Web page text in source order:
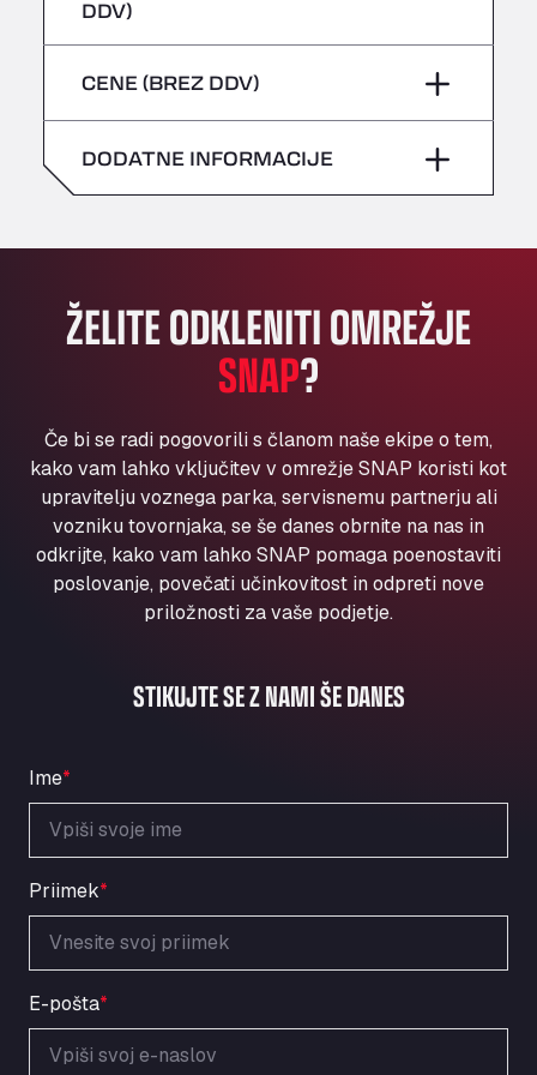
Bühlwiesenweg 15, 72221
Klaverbladstaat 21, 3560
American Truck Wash
Av. des Etats-Unis 90, 6041
Andamur Guarroman
Andamur La Junquera
Andamur Pamplona
A-15 Salida Imarcoain, 31119
Andamur San Roman II
Anglia Motel
Washway Road, PE12 8LT
Anpol Sp. z o.o.
Ul. Torunska 147, 85884
Aqua Ariva GmbH
Marie-Curie-Straße 24, 68219
Aral Autohof Bockel
ARAL Autohof Bockenem
Oppelner Str. 1, 31167
ARAL Autohof Preis
Schellweilerstraße 1, 66871
ARAL Tankstelle - XXL Truckwash.de
GmbH
Obernburger Str. 127, 63811
Ardleigh South Services
a120 westbound, CO77SL
Area 47 Hermanos Rico
Autovia A4 km 47, 28300
sobota –
sobota –
DDV)
CENE (BREZ DDV)
DODATNE INFORMACIJE
ŽELITE ODKLENITI OMREŽJE
SNAP?
Če bi se radi pogovorili s članom naše ekipe o tem,
kako vam lahko vključitev v omrežje SNAP koristi kot
upravitelju voznega parka, servisnemu partnerju ali
vozniku tovornjaka, se še danes obrnite na nas in
odkrijte, kako vam lahko SNAP pomaga poenostaviti
poslovanje, povečati učinkovitost in odpreti nove
priložnosti za vaše podjetje.
STIKUJTE SE Z NAMI ŠE DANES
Ime*
Priimek*
E-pošta*